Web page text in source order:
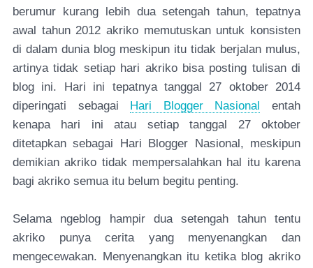
berumur kurang lebih dua setengah tahun, tepatnya
awal tahun 2012 akriko memutuskan untuk konsisten
di dalam dunia blog meskipun itu tidak berjalan mulus,
artinya tidak setiap hari akriko bisa posting tulisan di
blog ini. Hari ini tepatnya tanggal 27 oktober 2014
diperingati sebagai Hari Blogger Nasional entah
kenapa hari ini atau setiap tanggal 27 oktober
ditetapkan sebagai Hari Blogger Nasional, meskipun
demikian akriko tidak mempersalahkan hal itu karena
bagi akriko semua itu belum begitu penting.
Selama ngeblog hampir dua setengah tahun tentu
akriko punya cerita yang menyenangkan dan
mengecewakan. Menyenangkan itu ketika blog akriko